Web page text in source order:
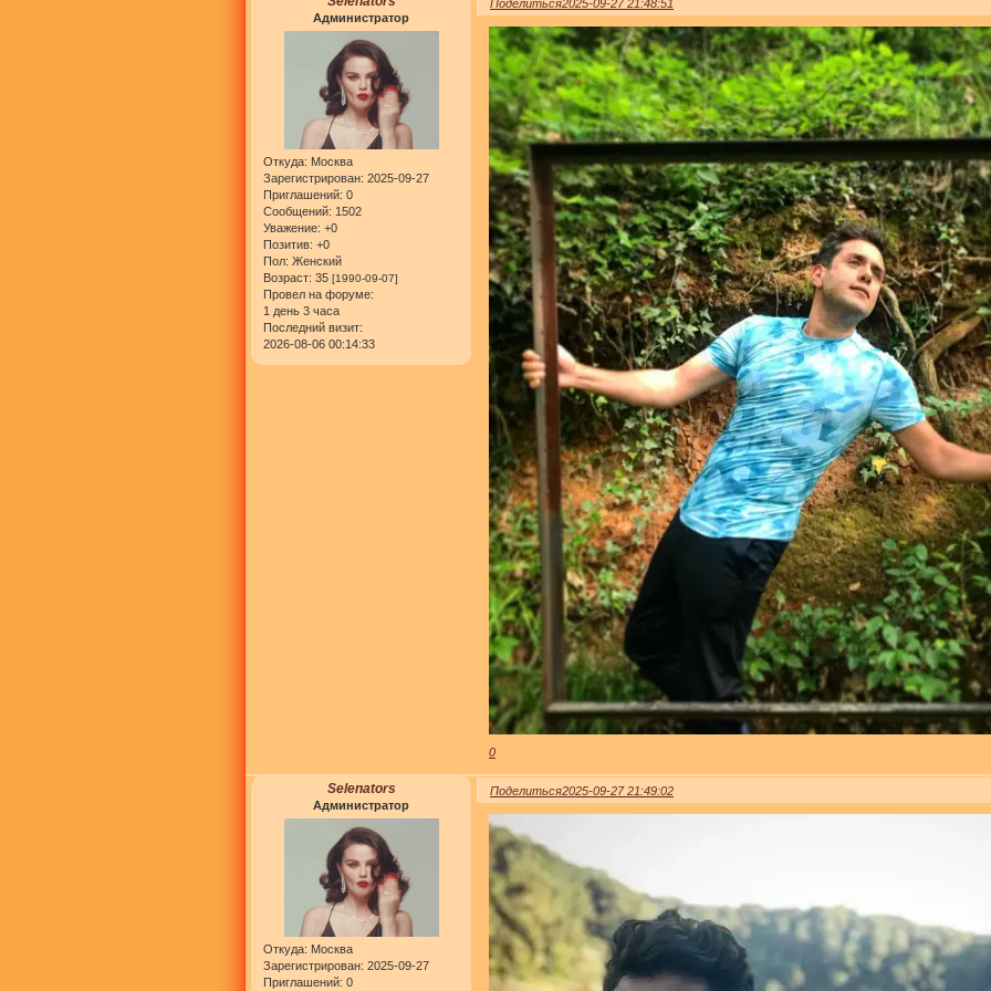
Поделиться2025-09-27 21:48:51
Администратор
Откуда: Москва
Зарегистрирован: 2025-09-27
Приглашений: 0
Сообщений: 1502
Уважение: +0
Позитив: +0
Пол: Женский
Возраст: 35 [1990-09-07]
Провел на форуме:
1 день 3 часа
Последний визит:
2026-08-06 00:14:33
0
Поделиться2025-09-27 21:49:02
Selenators
Администратор
Откуда: Москва
Зарегистрирован: 2025-09-27
Приглашений: 0